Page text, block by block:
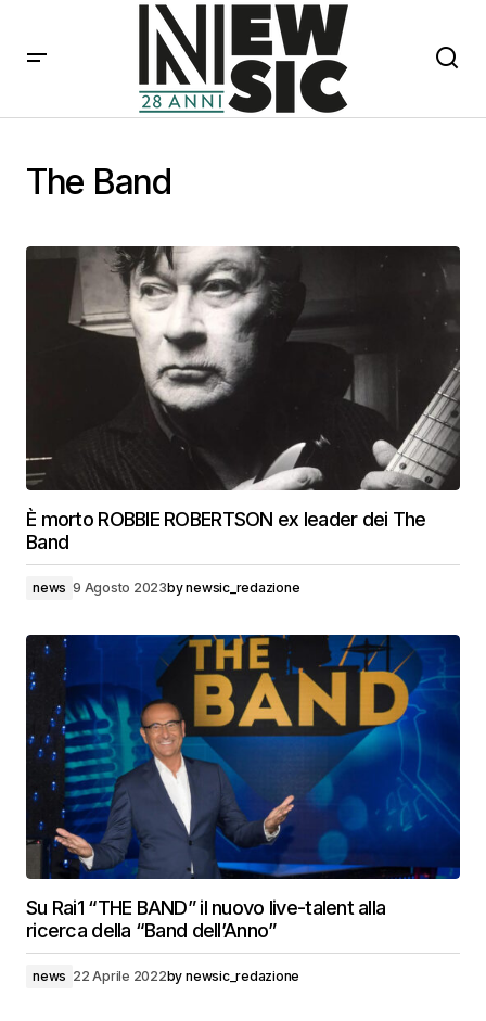
The Band
È morto ROBBIE ROBERTSON ex leader dei The
Band
news 9 Agosto 2023bynewsic_redazione
Su Rai1 “THE BAND” il nuovo live-talent alla
ricerca della “Band dell’Anno”
news 22 Aprile 2022by newsic_redazione